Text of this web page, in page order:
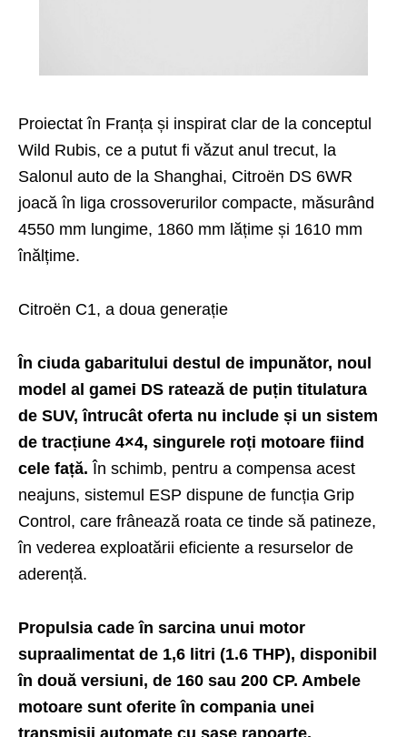
Proiectat în Franța și inspirat clar de la conceptul
Wild Rubis, ce a putut fi văzut anul trecut, la
Salonul auto de la Shanghai, Citroën DS 6WR
joacă în liga crossoverurilor compacte, măsurând
4550 mm lungime, 1860 mm lățime și 1610 mm
înălțime.
Citroën C1, a doua generație
În ciuda gabaritului destul de impunător, noul
model al gamei DS ratează de puțin titulatura
de SUV, întrucât oferta nu include și un sistem
de tracțiune 4×4, singurele roți motoare fiind
cele față. În schimb, pentru a compensa acest
neajuns, sistemul ESP dispune de funcția Grip
Control, care frânează roata ce tinde să patineze,
în vederea exploatării eficiente a resurselor de
aderență.
Propulsia cade în sarcina unui motor
supraalimentat de 1,6 litri (1.6 THP), disponibil
în două versiuni, de 160 sau 200 CP. Ambele
motoare sunt oferite în compania unei
transmisii automate cu șase rapoarte.